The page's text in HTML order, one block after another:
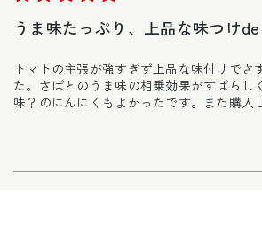
うま味たっぷり、上品な味つけde
トマトの主張が強すぎず上品な味付けでさ
た。さばとのうま味の相乗効果がすばらし
味？のにんにくもよかったです。また購入